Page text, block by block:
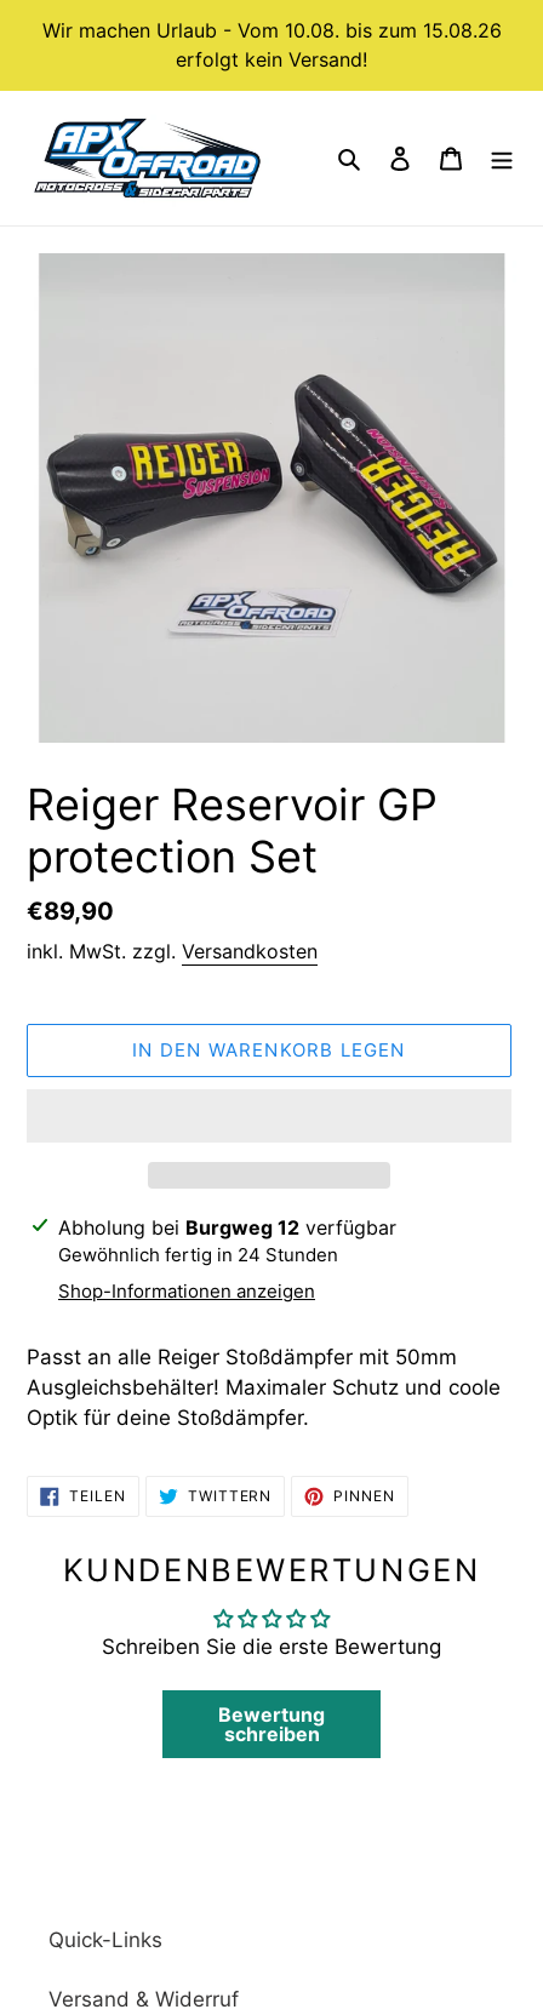
Wir machen Urlaub - Vom 10.08. bis zum 15.08.26
erfolgt kein Versand!
SuchenEinloggen
Reiger Reservoir GP
protection Set
Normaler
Preis
€89,90
inkl. MwSt. zzgl. Versandkosten
IN DEN WARENKORB LEGEN
Produkt
wird
zum
Abholung bei Burgweg 12 verfügbar
Gewöhnlich fertig in 24 Stunden
Shop-Informationen anzeigen
Passt an alle Reiger Stoßdämpfer mit 50mm
Ausgleichsbehälter! Maximaler Schutz und coole
Optik für deine Stoßdämpfer.
TEILEN
FACEBOOK
TWITTERN
TWITTER
PINNEN
KUNDENBEWERTUNGEN
Schreiben Sie die erste Bewertung
Bewertung
schreiben
Quick-Links
Versand & Widerruf